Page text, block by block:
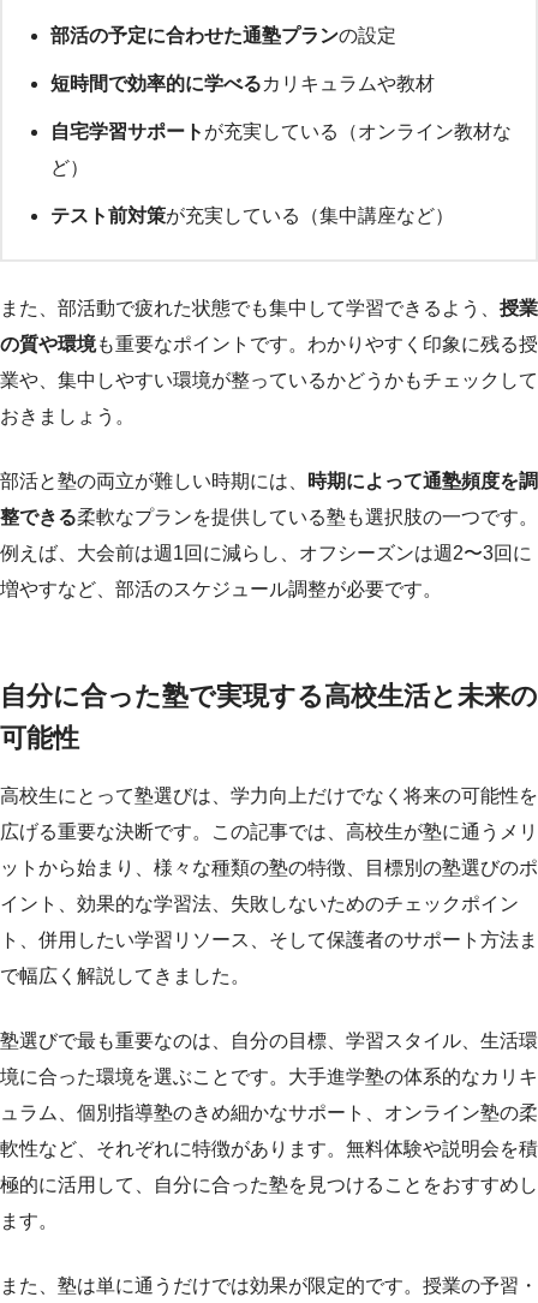
部活の予定に合わせた通塾プランの設定
短時間で効率的に学べるカリキュラムや教材
自宅学習サポート が充実している（オンライン教材な
ど）
テスト前対策が充実している（集中講座など）
また、部活動で疲れた状態でも集中して学習できるよう、 授業
の質や環境も重要なポイントです。わかりやすく印象に残る授
業や、集中しやすい環境が整っているかどうかもチェックして
おきましょう。
部活と塾の両立が難しい時期には、
時期によって通塾頻度を調
整できる柔軟なプランを提供している塾も選択肢の一つです。
例えば、大会前は週1回に減らし、オフシーズンは週2〜3回に
増やすなど、部活のスケジュール調整が必要です。
自分に合った塾で実現する高校生活と未来の
可能性
高校生にとって塾選びは、学力向上だけでなく将来の可能性を
広げる重要な決断です。この記事では、高校生が塾に通うメリ
ットから始まり、様々な種類の塾の特徴、目標別の塾選びのポ
イント、効果的な学習法、失敗しないためのチェックポイン
ト、併用したい学習リソース、そして保護者のサポート方法ま
で幅広く解説してきました。
塾選びで最も重要なのは、自分の目標、学習スタイル、生活環
境に合った環境を選ぶことです。大手進学塾の体系的なカリキ
ュラム、個別指導塾のきめ細かなサポート、オンライン塾の柔
軟性など、それぞれに特徴があります。無料体験や説明会を積
極的に活用して、自分に合った塾を見つけることをおすすめし
ます。
また、塾は単に通うだけでは効果が限定的です。授業の予習・